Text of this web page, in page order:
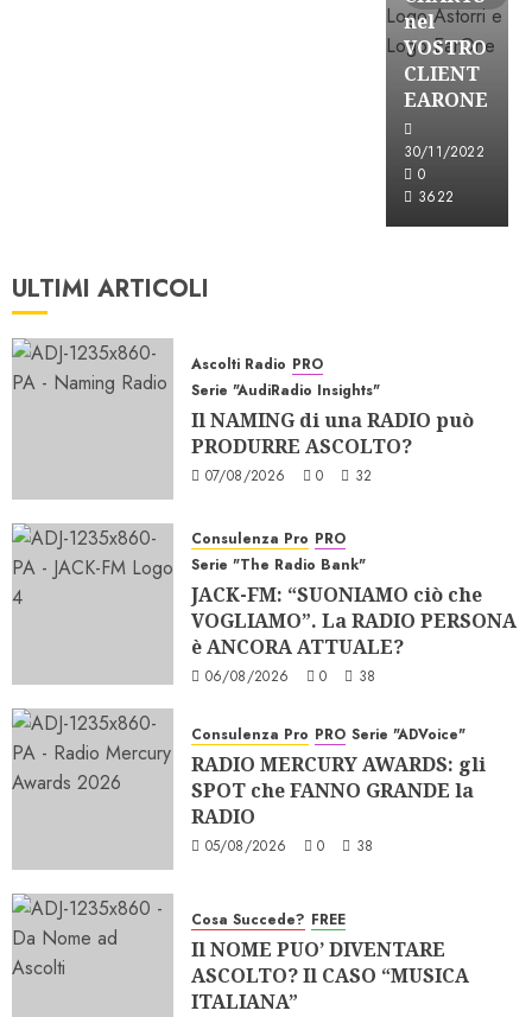
nel
VOSTRO
CLIENT
EARONE
30/11/2022
0
3622
ULTIMI ARTICOLI
Ascolti Radio PRO
Serie "AudiRadio Insights"
Il NAMING di una RADIO può
PRODURRE ASCOLTO?
07/08/2026 0 32
Consulenza Pro PRO
Serie "The Radio Bank"
JACK-FM: “SUONIAMO ciò che
VOGLIAMO”. La RADIO PERSONA
è ANCORA ATTUALE?
06/08/2026 0 38
Consulenza Pro PRO Serie "ADVoice"
RADIO MERCURY AWARDS: gli
SPOT che FANNO GRANDE la
RADIO
05/08/2026 0 38
Cosa Succede? FREE
Il NOME PUO’ DIVENTARE
ASCOLTO? Il CASO “MUSICA
ITALIANA”